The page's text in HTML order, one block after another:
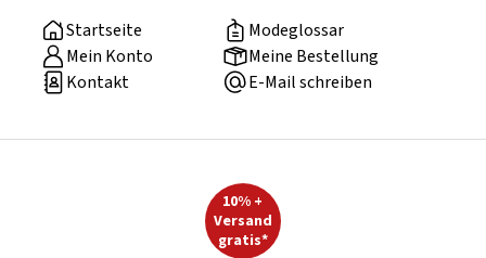
Startseite
Modeglossar
Mein Konto
Meine Bestellung
Kontakt
E-Mail schreiben
10% +
Versand
gratis*